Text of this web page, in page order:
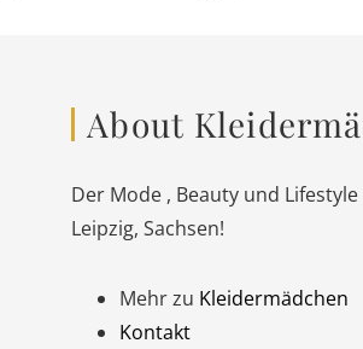
About
Der Mode , Beauty und Lifestyle
Leipzig, Sachsen!
Mehr zu Kleidermädchen
Kontakt